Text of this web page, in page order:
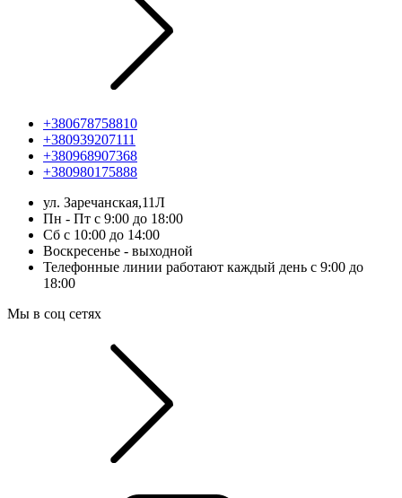
+380678758810
+380939207111
+380968907368
+380980175888
ул. Заречанская,11Л
Пн - Пт с 9:00 до 18:00
Сб с 10:00 до 14:00
Воскресенье - выходной
Телефонные линии работают каждый день с 9:00 до
18:00
Мы в соц сетях